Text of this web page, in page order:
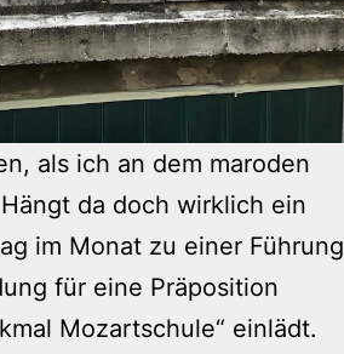
als ich an dem maroden
da doch wirklich ein
im Monat zu einer Führung
für eine Präposition
Mozartschule“ einlädt.